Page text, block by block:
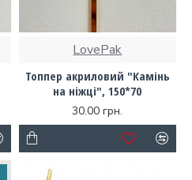
LovePak
Топпер акриловий "Камінь
на ніжці", 150*70
30.00 грн.